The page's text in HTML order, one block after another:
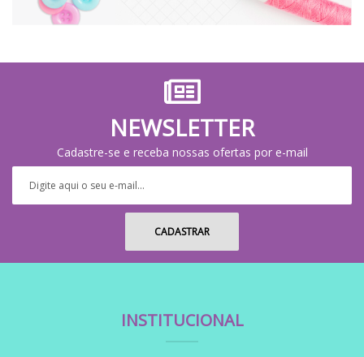
NEWSLETTER
Cadastre-se e receba nossas ofertas por e-mail
INSTITUCIONAL